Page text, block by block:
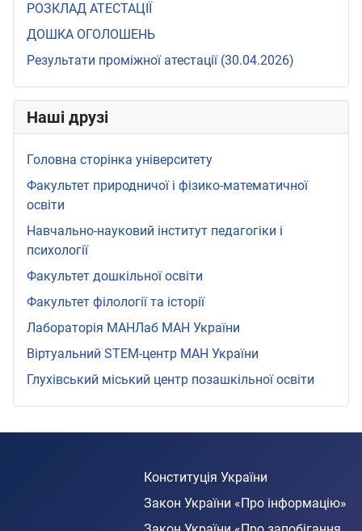
РОЗКЛАД АТЕСТАЦІЇ
ДОШКА ОГОЛОШЕНЬ
Результати проміжної атестації (30.04.2026)
Наші друзі
Головна сторінка університету
Факультет природничої і фізико-математичної
освіти
Навчально-науковий інститут педагогіки і
психології
Факультет дошкільної освіти
Факультет філології та історії
Лабораторія МАНЛаб МАН України
Віртуальний STEМ-центр МАН України
Глухівський міський центр позашкільної освіти
Конституція України
Закон України «Про інформацію»